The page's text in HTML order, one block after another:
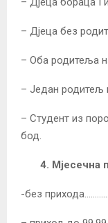
– Дјеца без
– Оба родитеља
– Један
– Студент из
бод.
4. Мјесечна
-без